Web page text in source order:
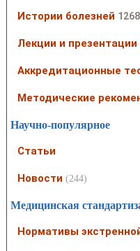
Истории болезней 1268
Лекции и презентации
Аккредитационные
Методические
Научно-популярное
Статьи
Новости (244)
Медицинская
Нормативы